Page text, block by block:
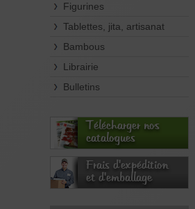
Figurines
Tablettes, jita, artisanat
Bambous
Librairie
Bulletins
Télécharger nos
catalogues
Frais d'expédition
et d'emballage